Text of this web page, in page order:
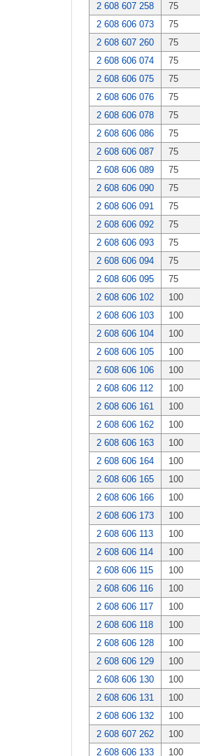
2 608 607 258
75
2 608 606 073
75
2 608 607 260
75
2 608 606 074
75
2 608 606 075
75
2 608 606 076
75
2 608 606 078
75
2 608 606 086
75
2 608 606 087
75
2 608 606 089
75
2 608 606 090
75
2 608 606 091
75
2 608 606 092
75
2 608 606 093
75
2 608 606 094
75
2 608 606 095
75
2 608 606 102
100
2 608 606 103
100
2 608 606 104
100
2 608 606 105
100
2 608 606 106
100
2 608 606 112
100
2 608 606 161
100
2 608 606 162
100
2 608 606 163
100
2 608 606 164
100
2 608 606 165
100
2 608 606 166
100
2 608 606 173
100
2 608 606 113
100
2 608 606 114
100
2 608 606 115
100
2 608 606 116
100
2 608 606 117
100
2 608 606 118
100
2 608 606 128
100
2 608 606 129
100
2 608 606 130
100
2 608 606 131
100
2 608 606 132
100
2 608 607 262
100
2 608 606 133
100